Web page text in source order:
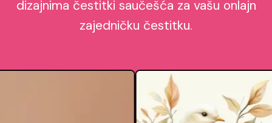
dizajnima čestitki saučešća za vašu onlajn
zajedničku čestitku.